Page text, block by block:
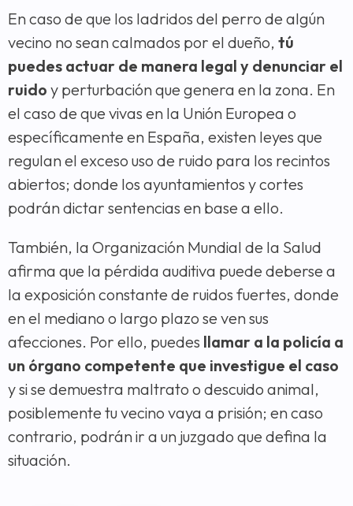
En caso de que los ladridos del perro de algún
vecino no sean calmados por el dueño, tú
puedes actuar de manera legal y denunciar el
ruido y perturbación que genera en la zona. En
el caso de que vivas en la Unión Europea o
específicamente en España, existen leyes que
regulan el exceso uso de ruido para los recintos
abiertos; donde los ayuntamientos y cortes
podrán dictar sentencias en base a ello.
También, la Organización Mundial de la Salud
afirma que la pérdida auditiva puede deberse a
la exposición constante de ruidos fuertes, donde
en el mediano o largo plazo se ven sus
afecciones. Por ello, puedes llamar a la policía a
un órgano competente que investigue el caso
y si se demuestra maltrato o descuido animal,
posiblemente tu vecino vaya a prisión; en caso
contrario, podrán ir a un juzgado que defina la
situación.